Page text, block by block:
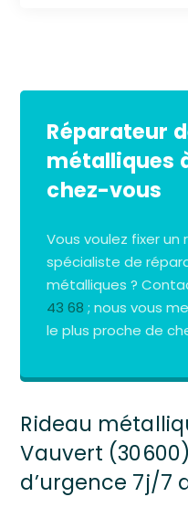
Réparateur
métalliques
chez-vous
Vous voulez fixer
spécialiste de
métalliques ?
43 68 ; nous vous
le plus proche de
Rideau
Vauvert
d’urgence 7j/7